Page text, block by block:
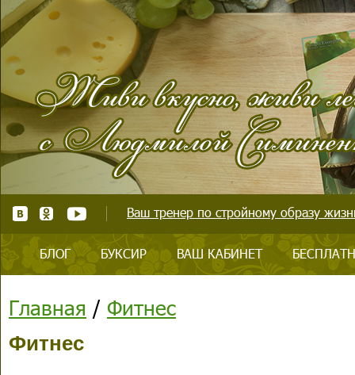
Ваш тренер по стройному образу
БЛОГ БУКСИР ВАШ КАБИНЕТ
Главная / Фитнес
Фитнес